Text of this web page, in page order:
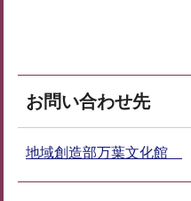
お問い合わせ先
地域創造部万葉文化館